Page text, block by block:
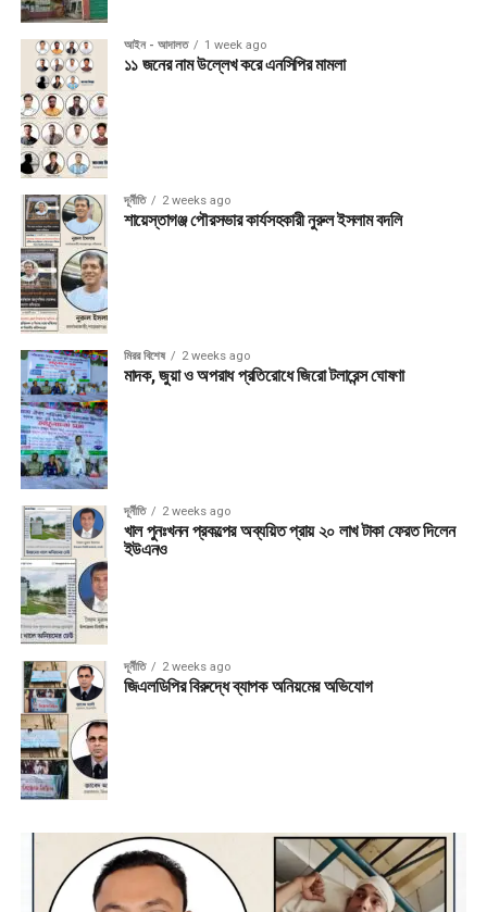
আইন - আদালত 1 week ago
১১ জনের নাম উল্লেখ করে এনসিপির মামলা
দূর্নীতি 2 weeks ago
শায়েস্তাগঞ্জ পৌরসভার কার্যসহকারী নুরুল ইসলাম বদলি
মিরর বিশেষ 2 weeks ago
মাদক, জুয়া ও অপরাধ প্রতিরোধে জিরো টলারেন্স ঘোষণা
দূর্নীতি 2 weeks ago
খাল পুনঃখনন প্রকল্পের অব্যয়িত প্রায় ২০ লাখ টাকা ফেরত দিলেন
ইউএনও
দূর্নীতি 2 weeks ago
জিএলডিপির বিরুদ্ধে ব্যাপক অনিয়মের অভিযোগ